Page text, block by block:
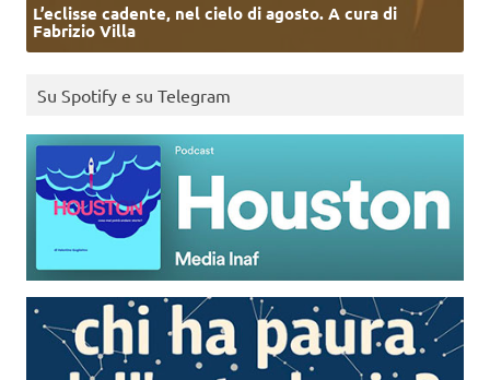
L’eclisse cadente, nel cielo di agosto. A cura di
Fabrizio Villa
Su Spotify e su Telegram